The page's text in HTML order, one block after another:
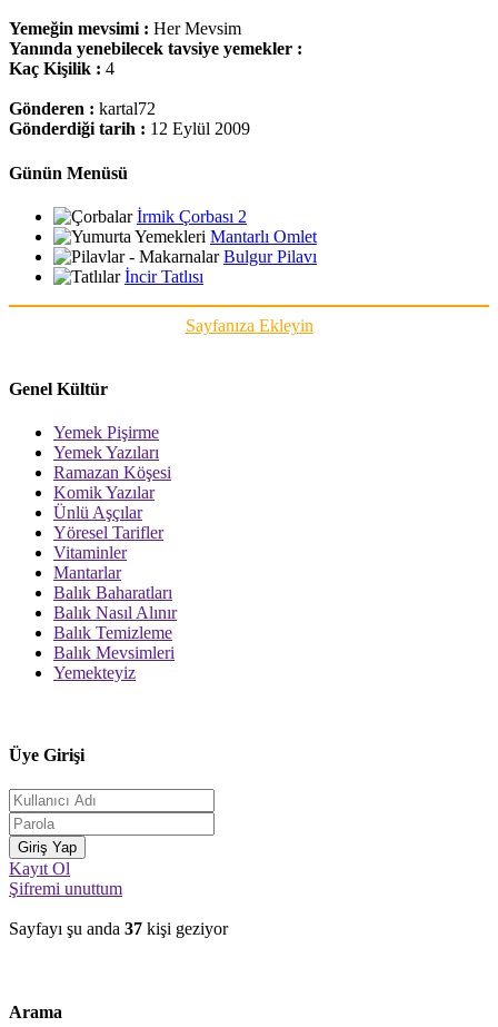
Yemeğin mevsimi : Her Mevsim
Yanında yenebilecek tavsiye yemekler :
Kaç Kişilik : 4
Gönderen : kartal72
Gönderdiği tarih : 12 Eylül 2009
Günün Menüsü
İrmik Çorbası 2
Mantarlı Omlet
Bulgur Pilavı
İncir Tatlısı
Sayfanıza Ekleyin
Genel Kültür
Yemek Pişirme
Yemek Yazıları
Ramazan Köşesi
Komik Yazılar
Ünlü Aşçılar
Yöresel Tarifler
Vitaminler
Mantarlar
Balık Baharatları
Balık Nasıl Alınır
Balık Temizleme
Balık Mevsimleri
Yemekteyiz
Üye Girişi
Kayıt Ol
Şifremi unuttum
Sayfayı şu anda 37 kişi geziyor
Arama